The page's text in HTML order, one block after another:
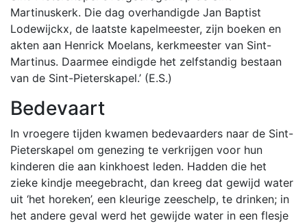
Martinuskerk. Die dag overhandigde Jan Baptist
Lodewijckx, de laatste kapelmeester, zijn boeken en
akten aan Henrick Moelans, kerkmeester van Sint-
Martinus. Daarmee eindigde het zelfstandig bestaan
van de Sint-Pieterskapel.’ (E.S.)
Bedevaart
In vroegere tijden kwamen bedevaarders naar de Sint-
Pieterskapel om genezing te verkrijgen voor hun
kinderen die aan kinkhoest leden. Hadden die het
zieke kindje meegebracht, dan kreeg dat gewijd water
uit ‘het horeken’, een kleurige zeeschelp, te drinken; in
het andere geval werd het gewijde water in een flesje